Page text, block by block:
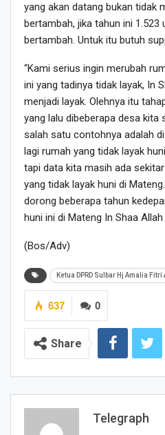
yang akan datang bukan tidak
bertambah, jika tahun ini 1.523
bertambah. Untuk itu butuh
“Kami serius ingin merubah
ini yang tadinya tidak layak, In
menjadi layak. Olehnya itu
yang lalu dibeberapa desa kita
salah satu contohnya adalah
lagi rumah yang tidak layak
tapi data kita masih ada
yang tidak layak huni di
dorong beberapa tahun
huni ini di Mateng In Shaa
(Bos/Adv)
Ketua DPRD Sulbar Hj Amalia Fitri
0
637
Share
Telegraph